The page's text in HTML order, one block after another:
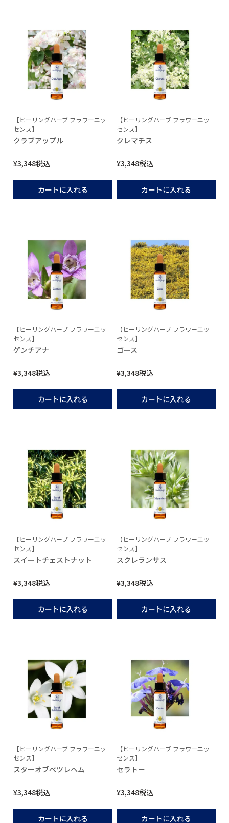
【ヒーリングハーブ フラワーエッ
センス】
クラブアップル
¥3,348税込
カートに入れる
【ヒーリングハーブ フラワーエッ
センス】
クレマチス
¥3,348税込
カートに入れる
【ヒーリングハーブ フラワーエッ
センス】
ゲンチアナ
¥3,348税込
カートに入れる
【ヒーリングハーブ フラワーエッ
センス】
ゴース
¥3,348税込
カートに入れる
【ヒーリングハーブ フラワーエッ
センス】
スイートチェストナット
¥3,348税込
カートに入れる
【ヒーリングハーブ フラワーエッ
センス】
スクレランサス
¥3,348税込
カートに入れる
【ヒーリングハーブ フラワーエッ
センス】
スターオブべツレヘム
¥3,348税込
カートに入れる
【ヒーリングハーブ フラワーエッ
センス】
セラトー
¥3,348税込
カートに入れる